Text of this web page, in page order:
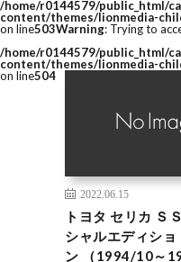
/home/r0144579/public_html/
content/themes/lionmedia-
on line503Warning: Trying to
/home/r0144579/public_html/
content/themes/lionmedia-
on line504
2022.06.15
トヨタ セリカ
シャルエディショ
ン （1994/10～